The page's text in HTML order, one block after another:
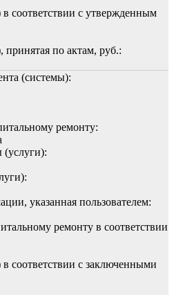
соответствии с утвержденным
принятая по актам, руб.:
(системы):
ремонту:
(услуги):
указанная пользователем:
ремонту в соответствии
соответствии с заключенными